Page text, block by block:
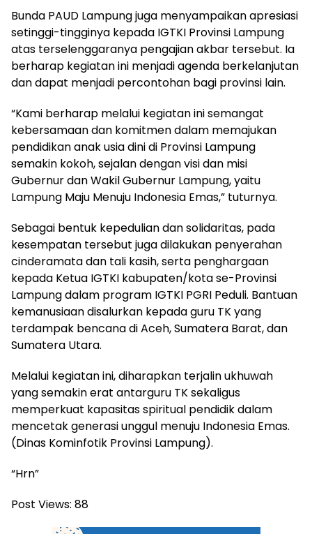
Bunda PAUD Lampung juga menyampaikan apresiasi
setinggi-tingginya kepada IGTKI Provinsi Lampung
atas terselenggaranya pengajian akbar tersebut. Ia
berharap kegiatan ini menjadi agenda berkelanjutan
dan dapat menjadi percontohan bagi provinsi lain.
“Kami berharap melalui kegiatan ini semangat
kebersamaan dan komitmen dalam memajukan
pendidikan anak usia dini di Provinsi Lampung
semakin kokoh, sejalan dengan visi dan misi
Gubernur dan Wakil Gubernur Lampung, yaitu
Lampung Maju Menuju Indonesia Emas,” tuturnya.
Sebagai bentuk kepedulian dan solidaritas, pada
kesempatan tersebut juga dilakukan penyerahan
cinderamata dan tali kasih, serta penghargaan
kepada Ketua IGTKI kabupaten/kota se-Provinsi
Lampung dalam program IGTKI PGRI Peduli. Bantuan
kemanusiaan disalurkan kepada guru TK yang
terdampak bencana di Aceh, Sumatera Barat, dan
Sumatera Utara.
Melalui kegiatan ini, diharapkan terjalin ukhuwah
yang semakin erat antarguru TK sekaligus
memperkuat kapasitas spiritual pendidik dalam
mencetak generasi unggul menuju Indonesia Emas.
(Dinas Kominfotik Provinsi Lampung).
“Hrn”
Post Views: 88